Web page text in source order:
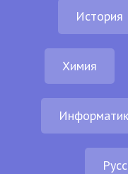
История
Химия